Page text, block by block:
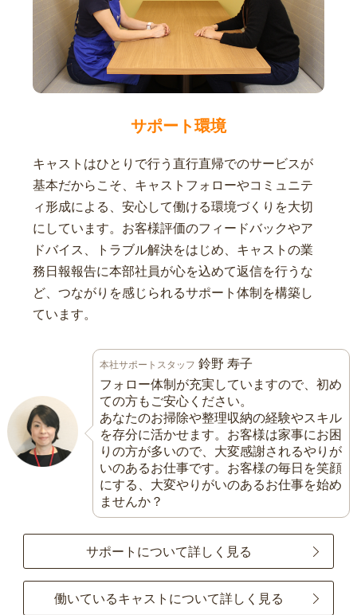
サポート環境
キャストはひとりで行う直行直帰でのサービスが
基本だからこそ、キャストフォローやコミュニテ
ィ形成による、安心して働ける環境づくりを大切
にしています。お客様評価のフィードバックやア
ドバイス、トラブル解決をはじめ、キャストの業
務日報報告に本部社員が心を込めて返信を行うな
ど、つながりを感じられるサポート体制を構築し
ています。
本社サポートスタッフ 鈴野 寿子
フォロー体制が充実していますので、初め
ての方もご安心ください。
あなたのお掃除や整理収納の経験やスキル
を存分に活かせます。お客様は家事にお困
りの方が多いので、大変感謝されるやりが
いのあるお仕事です。お客様の毎日を笑顔
にする、大変やりがいのあるお仕事を始め
ませんか？
サポートについて詳しく見る
働いているキャストについて詳しく見る